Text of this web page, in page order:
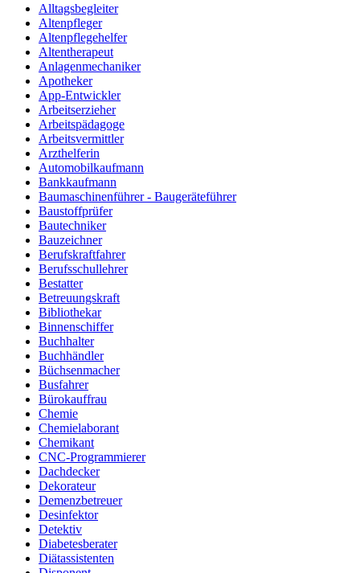
Alltagsbegleiter
Altenpfleger
Altenpflegehelfer
Altentherapeut
Anlagenmechaniker
Apotheker
App-Entwickler
Arbeitserzieher
Arbeitspädagoge
Arbeitsvermittler
Arzthelferin
Automobilkaufmann
Bankkaufmann
Baumaschinenführer - Baugeräteführer
Baustoffprüfer
Bautechniker
Bauzeichner
Berufskraftfahrer
Berufsschullehrer
Bestatter
Betreuungskraft
Bibliothekar
Binnenschiffer
Buchhalter
Buchhändler
Büchsenmacher
Busfahrer
Bürokauffrau
Chemie
Chemielaborant
Chemikant
CNC-Programmierer
Dachdecker
Dekorateur
Demenzbetreuer
Desinfektor
Detektiv
Diabetesberater
Diätassistenten